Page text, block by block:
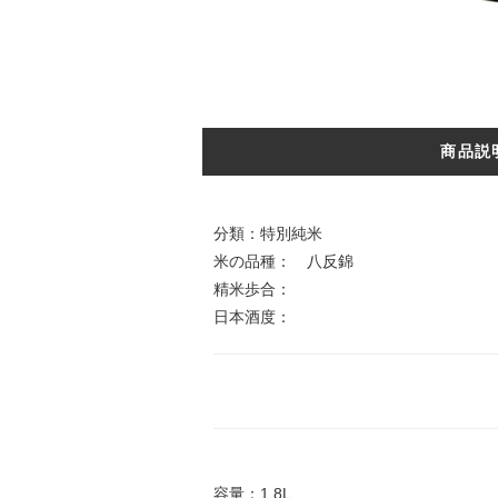
商品説
分類：特別純米
米の品種： 八反錦
精米歩合：
日本酒度：
容量：1.8L